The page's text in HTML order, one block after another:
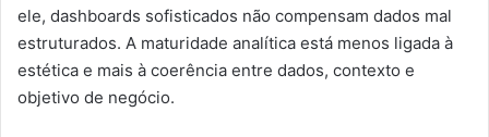
ele, dashboards sofisticados não compensam dados mal
estruturados. A maturidade analítica está menos ligada à
estética e mais à coerência entre dados, contexto e
objetivo de negócio.